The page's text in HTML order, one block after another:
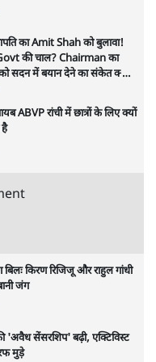
का Amit Shah को बुलावा!
की चाल? Chairman का
सदन में बयान देने का संकेत क्यों?
Vinod Agnihotri ने इसे
और RSS की संभावित
बड़ा सवाल उठाया है।
ABVP रांची में छात्रों के लिए क्यों
है
किरण रिजिजू और राहुल गांधी
जंग
'अवैध सेंसरशिप' बढ़ी, एक्टिविस्ट
मुड़े